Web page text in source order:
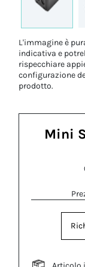
L'immagine è
indicativa e
rispecchiare
configurazione
prodotto.
Mini